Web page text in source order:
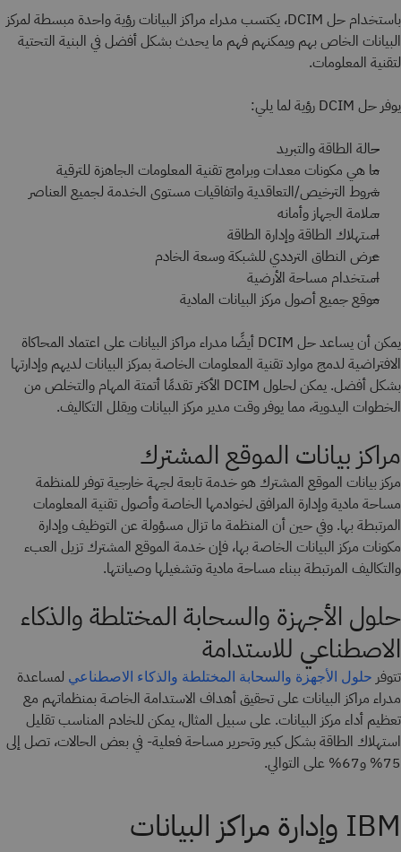
باستخدام حل DCIM، يكتسب مدراء مراكز البيانات رؤية واحدة مبسطة لمركز
البيانات الخاص بهم ويمكنهم فهم ما يحدث بشكل أفضل في البنية التحتية
لتقنية المعلومات.
يوفر حل DCIM رؤية لما يلي:
حالة الطاقة والتبريد
ما هي مكونات معدات وبرامج تقنية المعلومات الجاهزة للترقية
شروط الترخيص/التعاقدية واتفاقيات مستوى الخدمة لجميع العناصر
سلامة الجهاز وأمانه
استهلاك الطاقة وإدارة الطاقة
عرض النطاق الترددي للشبكة وسعة الخادم
استخدام مساحة الأرضية
موقع جميع أصول مركز البيانات المادية
يمكن أن يساعد حل DCIM أيضًا مدراء مراكز البيانات على اعتماد المحاكاة
الافتراضية لدمج موارد تقنية المعلومات الخاصة بمركز البيانات لديهم وإدارتها
بشكل أفضل. يمكن لحلول DCIM الأكثر تقدمًا أتمتة المهام والتخلص من
الخطوات اليدوية، مما يوفر وقت مدير مركز البيانات ويقلل التكاليف.
مراكز بيانات الموقع المشترك
مركز بيانات الموقع المشترك هو خدمة تابعة لجهة خارجية توفر للمنظمة
مساحة مادية وإدارة المرافق لخوادمها الخاصة وأصول تقنية المعلومات
المرتبطة بها. وفي حين أن المنظمة ما تزال مسؤولة عن التوظيف وإدارة
مكونات مركز البيانات الخاصة بها، فإن خدمة الموقع المشترك تزيل العبء
والتكاليف المرتبطة ببناء مساحة مادية وتشغيلها وصيانتها.
حلول الأجهزة والسحابة المختلطة والذكاء
الاصطناعي للاستدامة
تتوفر حلول الأجهزة والسحابة المختلطة والذكاء الاصطناعي لمساعدة
مدراء مراكز البيانات على تحقيق أهداف الاستدامة الخاصة بمنظماتهم مع
تعظيم أداء مركز البيانات. على سبيل المثال، يمكن للخادم المناسب تقليل
استهلاك الطاقة بشكل كبير وتحرير مساحة فعلية- في بعض الحالات، تصل إلى
75% و67% على التوالي.
IBM وإدارة مراكز البيانات